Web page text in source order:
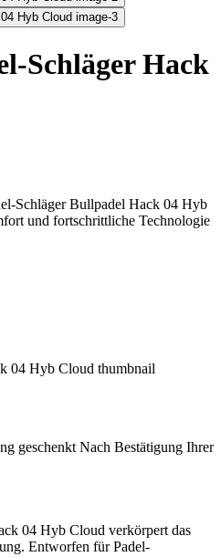
Schläger Hack
Schläger Bullpadel Hack 04 Hyb
und fortschrittliche Technologie
geschenkt Nach Bestätigung Ihrer
04 Hyb Cloud verkörpert das
Entworfen für Padel-